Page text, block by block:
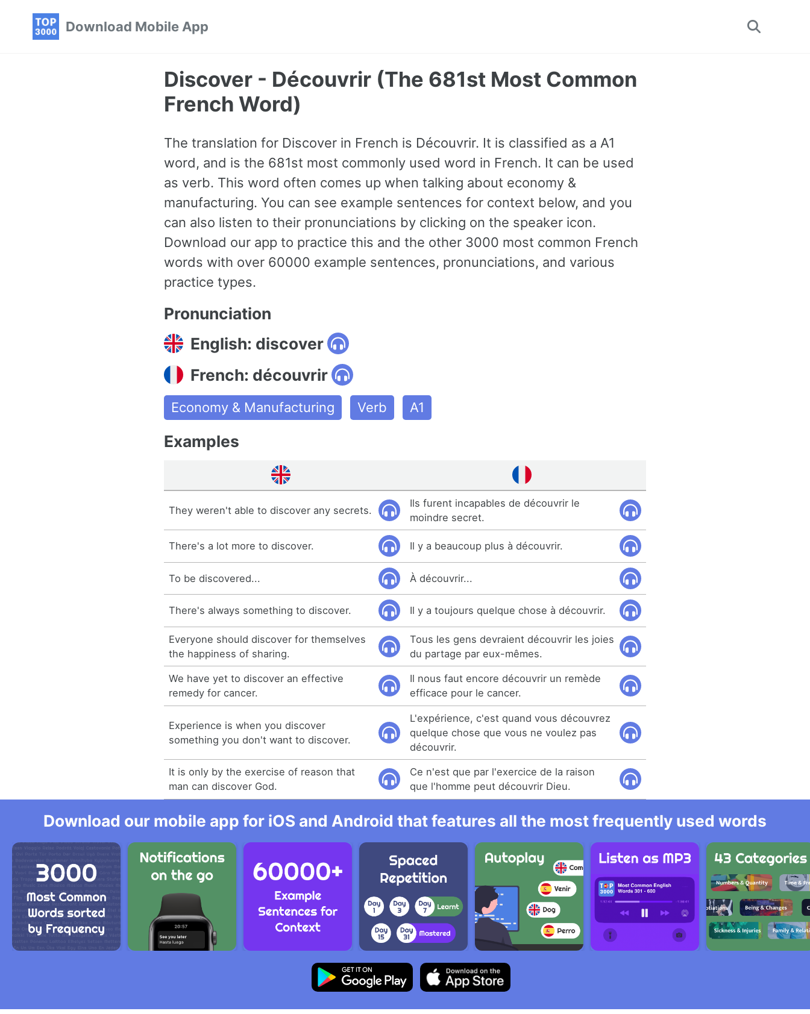
Download Mobile App
Toggle
Discover - Découvrir (The 681st Most Common
French Word)
The translation for Discover in French is Découvrir. It is classified as a A1
word, and is the 681st most commonly used word in French. It can be used
as verb. This word often comes up when talking about economy &
manufacturing. You can see example sentences for context below, and you
can also listen to their pronunciations by clicking on the speaker icon.
Download our app to practice this and the other 3000 most common French
words with over 60000 example sentences, pronunciations, and various
practice types.
Pronunciation
English: discover
French: découvrir
Economy & Manufacturing Verb A1
Examples
They weren't able to discover any secrets.
Ils furent incapables de découvrir le
moindre secret.
There's a lot more to discover. Il y a beaucoup plus à découvrir.
To be discovered... À découvrir...
There's always something to discover. Il y a toujours quelque chose à découvrir.
Everyone should discover for themselves
the happiness of sharing.
Tous les gens devraient découvrir les joies
du partage par eux-mêmes.
We have yet to discover an effective
remedy for cancer.
Il nous faut encore découvrir un remède
efficace pour le cancer.
Experience is when you discover
something you don't want to discover.
L'expérience, c'est quand vous découvrez
quelque chose que vous ne voulez pas
découvrir.
It is only by the exercise of reason that
man can discover God.
Ce n'est que par l'exercice de la raison
que l'homme peut découvrir Dieu.
Download our mobile app for iOS and Android that features all the most frequently used words